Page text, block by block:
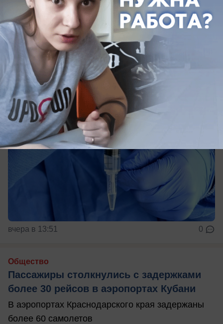
На Кубани мать отказывалась лечить
ребенка с ВИЧ и туберкулезом
Жительницу Кубани через суд обязали
согласиться на госпитализацию сына
вчера в 13:51 0
Общество
Пассажиры столкнулись с задержками
более 30 рейсов в аэропортах Кубани
В аэропортах Краснодарского края задержаны
более 60 самолетов